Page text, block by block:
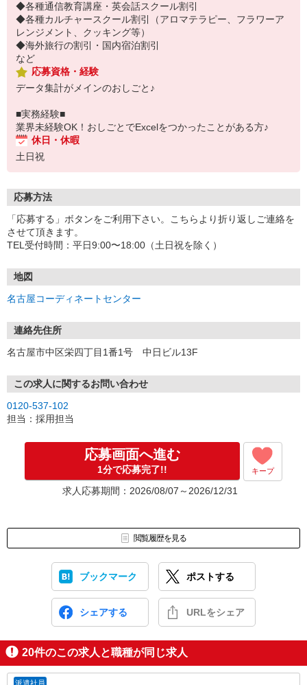
◆各種通信教育講座・英会話スクール割引
◆各種カルチャースクール割引（アロマテラピー、フラワーア
レンジメント、クッキング等）
◆海外旅行の割引・国内宿泊割引
など
応募資格・経験
データ集計がメインのおしごと♪
■実務経験■
業界未経験OK！おしごとでExcelをつかったことがある方♪
休日・休暇
土日祝
応募方法
「応募する」ボタンをご利用下さい。こちらより折り返しご連絡を
させて頂きます。
TEL受付時間：平日9:00〜18:00（土日祝を除く）
地図
名古屋コーディネートセンター
連絡先住所
名古屋市中区栄四丁目1番1号 中日ビル13F
この求人に関するお問い合わせ
0120-537-102
担当：採用担当
応募画面へ進む
1分で応募完了!! キープ
求人応募期間：2026/08/07～2026/12/31
閲覧履歴を見る
ブックマーク ポストする
シェアする URLをシェア
20件のこの求人と職種が同じ求人
派遣社員